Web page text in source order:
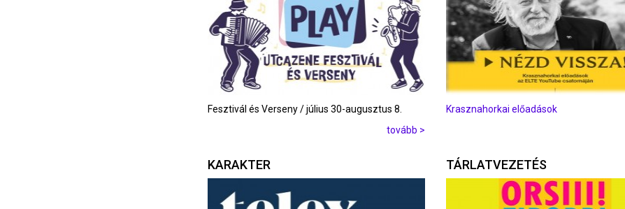
Fesztivál és Verseny / július 30-augusztus 8.
tovább >
KARAKTER
Krasznahorkai előadások
TÁRLATVEZETÉS